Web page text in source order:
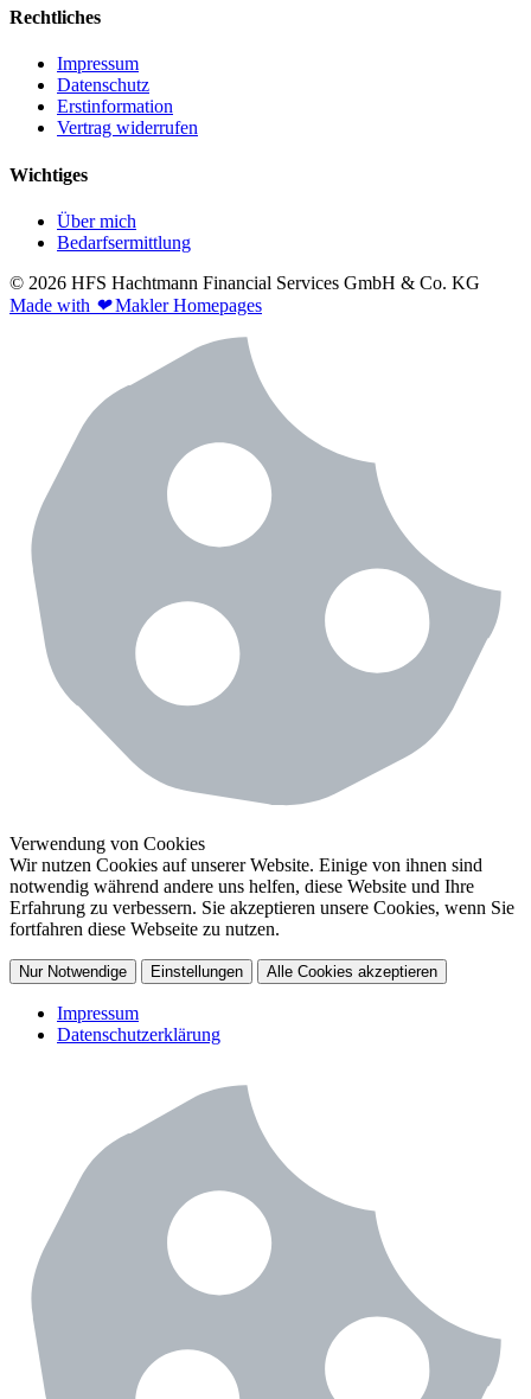
Rechtliches
Impressum
Datenschutz
Erstinformation
Vertrag widerrufen
Wichtiges
Über mich
Bedarfsermittlung
© 2026 HFS Hachtmann Financial Services GmbH & Co. KG
Made with ❤Makler Homepages
Verwendung von Cookies
Wir nutzen Cookies auf unserer Website. Einige von ihnen sind
notwendig während andere uns helfen, diese Website und Ihre
Erfahrung zu verbessern. Sie akzeptieren unsere Cookies, wenn Sie
fortfahren diese Webseite zu nutzen.
Nur Notwendige Einstellungen Alle Cookies akzeptieren
Impressum
Datenschutzerklärung